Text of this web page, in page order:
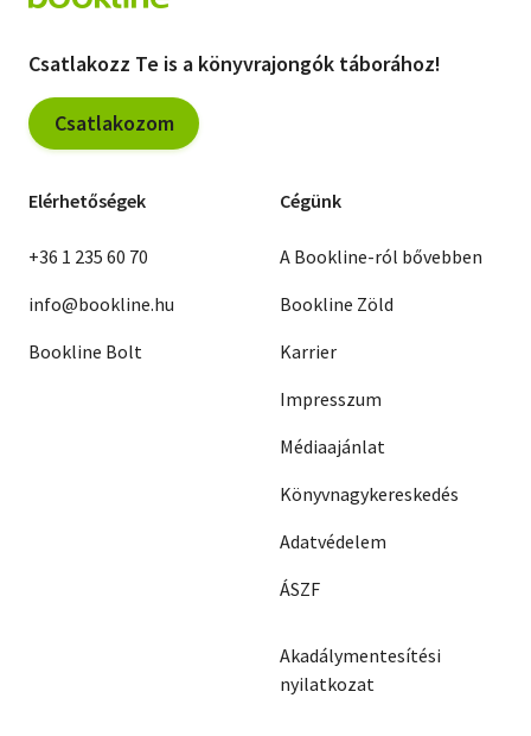
Csatlakozz Te is a könyvrajongók táborához!
Csatlakozom
Elérhetőségek
+36 1 235 60 70
info@bookline.hu
Bookline Bolt
Cégünk
A Bookline-ról bővebben
Bookline Zöld
Karrier
Impresszum
Médiaajánlat
Könyvnagykereskedés
Adatvédelem
ÁSZF
Akadálymentesítési
nyilatkozat